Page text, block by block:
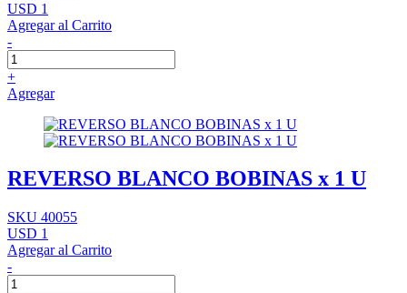
USD 1
Agregar al Carrito
-
+
Agregar
REVERSO BLANCO BOBINAS x 1 U
SKU 40055
USD 1
Agregar al Carrito
-